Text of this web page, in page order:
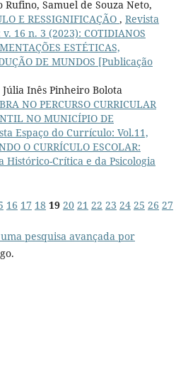
Rufino, Samuel de Souza Neto,
E RESSIGNIFICAÇÃO , Revista
16 n. 3 (2023): COTIDIANOS
ESTÉTICAS,
DE MUNDOS [Publicação
Inês Pinheiro Bolota
NO PERCURSO CURRICULAR
NO MUNICÍPIO DE
Espaço do Currículo: Vol.11,
O CURRÍCULO ESCOLAR:
Histórico-Crítica e da Psicologia
16 17 18 19 20 21 22 23 24 25 26 27
pesquisa avançada por